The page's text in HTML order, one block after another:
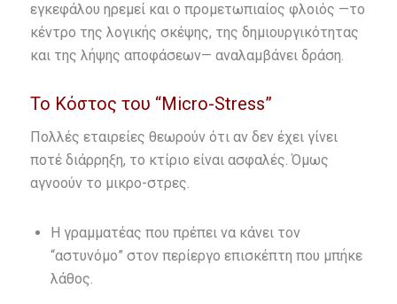
εγκεφάλου ηρεμεί και ο προμετωπιαίος φλοιός —το
κέντρο της λογικής σκέψης, της δημιουργικότητας
και της λήψης αποφάσεων— αναλαμβάνει δράση.
Το Κόστος του “Micro-Stress”
Πολλές εταιρείες θεωρούν ότι αν δεν έχει γίνει
ποτέ διάρρηξη, το κτίριο είναι ασφαλές. Όμως
αγνοούν το μικρο-στρες.
Η γραμματέας που πρέπει να κάνει τον
“αστυνόμο” στον περίεργο επισκέπτη που μπήκε
λάθος.